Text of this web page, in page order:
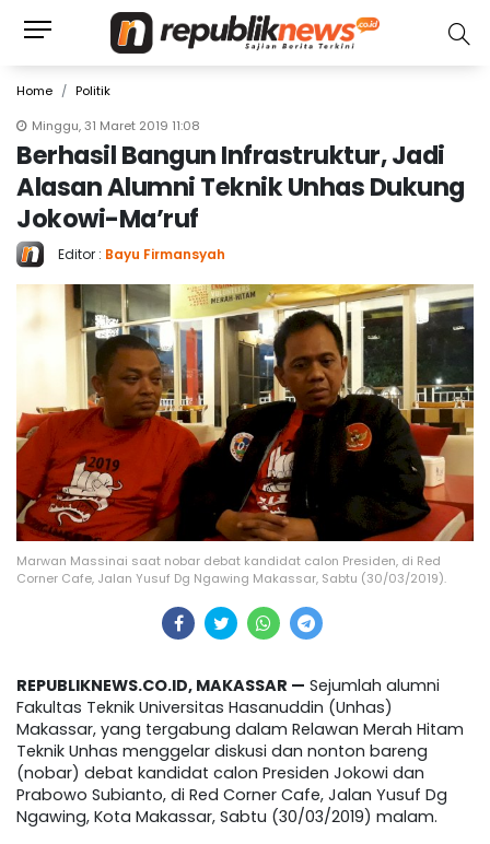
Home
Politik
Minggu, 31 Maret 2019 11:08
Berhasil Bangun Infrastruktur, Jadi
Alasan Alumni Teknik Unhas Dukung
Jokowi-Ma’ruf
Editor : Bayu Firmansyah
Marwan Massinai saat nobar debat kandidat calon Presiden, di Red
Corner Cafe, Jalan Yusuf Dg Ngawing Makassar, Sabtu (30/03/2019).
REPUBLIKNEWS.CO.ID, MAKASSAR — Sejumlah alumni
Fakultas Teknik Universitas Hasanuddin (Unhas)
Makassar, yang tergabung dalam Relawan Merah Hitam
Teknik Unhas menggelar diskusi dan nonton bareng
(nobar) debat kandidat calon Presiden Jokowi dan
Prabowo Subianto, di Red Corner Cafe, Jalan Yusuf Dg
Ngawing, Kota Makassar, Sabtu (30/03/2019) malam.